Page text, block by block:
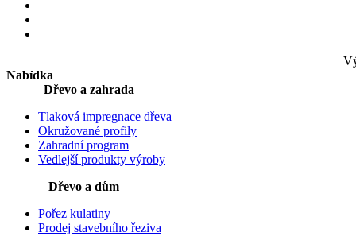
Nabídka
Dřevo a zahrada
Tlaková impregnace dřeva
Okružované profily
Zahradní program
Vedlejší produkty výroby
Dřevo a dům
Pořez kulatiny
Prodej stavebního řeziva